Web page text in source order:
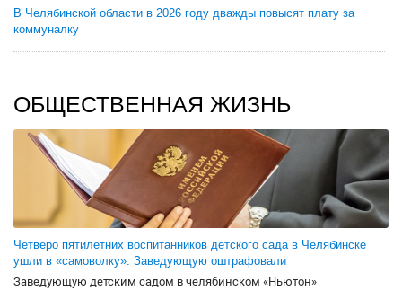
В Челябинской области в 2026 году дважды повысят плату за
коммуналку
ОБЩЕСТВЕННАЯ ЖИЗНЬ
Четверо пятилетних воспитанников детского сада в Челябинске
ушли в «самоволку». Заведующую оштрафовали
Заведующую детским садом в челябинском «Ньютон»